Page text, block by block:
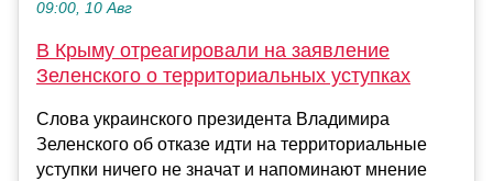
09:00, 10 Авг
В Крыму отреагировали на заявление
Зеленского о территориальных уступках
Слова украинского президента Владимира
Зеленского об отказе идти на территориальные
уступки ничего не значат и напоминают мнение